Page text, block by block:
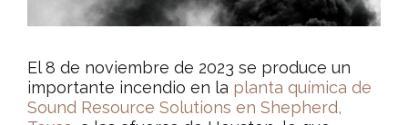
El 8 de noviembre de 2023 se produce un
importante incendio en la planta química de
Sound Resource Solutions en Shepherd,